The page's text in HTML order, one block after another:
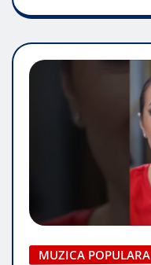
MUZICA POPULARA